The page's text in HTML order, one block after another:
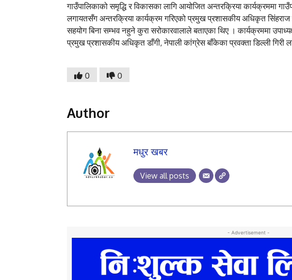
गाउँपालिकाको समृद्धि र विकासका लागि आयोजित अन्तरक्रिया कार्यक्रममा
लगायतसँग अन्तरक्रिया कार्यक्रम गरिएको प्रमुख प्रशासकीय अधिकृत सिंहराज
सहयोग बिना सम्भव नहुने कुरा सरोकारवालाले बताएका थिए । कार्यक्रममा
प्रमुख प्रशासकीय अधिकृत डाँगी, नेपाली कांग्रेस बाँकेका प्रवक्ता डिल्ली गिरी
0 0
Author
मधुर खबर
View all posts
- Advertisement -